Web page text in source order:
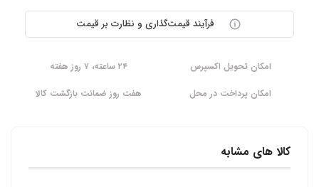
فرآیند قیمت‌گذاری و نظارت بر قیمت
امکان تحویل اکسپرس
۲۴ ساعته، ۷ روز هفته
امکان پرداخت در محل
هفت روز ضمانت بازگشت کالا
کالا های مشابه